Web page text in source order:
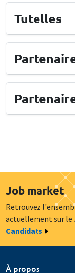
Tutelles
Job market
Retrouvez
actuellement sur le
Candidats
À propos